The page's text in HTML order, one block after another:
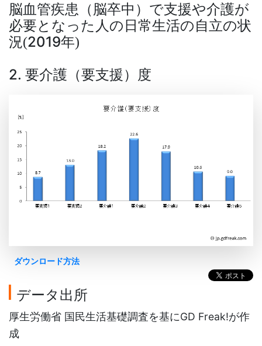
脳血管疾患（脳卒中）で支援や介護が
必要となった人の日常生活の自立の状
況(2019年)
2. 要介護（要支援）度
ダウンロード方法
データ出所
厚生労働省 国民生活基礎調査を基にGD Freak!が作
成